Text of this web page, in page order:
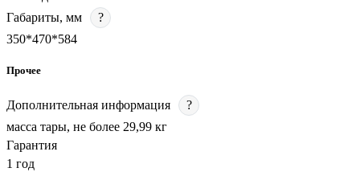
Габариты, мм
?
350*470*584
Прочее
Дополнительная информация
?
масса тары, не более 29,99 кг
Гарантия
1 год